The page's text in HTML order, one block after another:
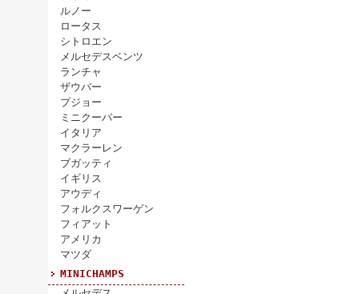
ルノー
ロータス
シトロエン
メルセデスベンツ
ランチャ
ザウバー
プジョー
ミニクーパー
イタリア
マクラーレン
ブガッティ
イギリス
アウディ
フォルクスワーゲン
フィアット
アメリカ
マツダ
MINICHAMPS